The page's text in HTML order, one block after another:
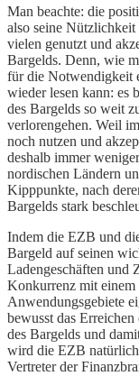
Man beachte: die
also seine
vielen genutzt und
Bargelds. Denn, wie
für die Notwendigkeit
wieder lesen kann: es
des Bargelds so weit
verlorengehen. Weil
noch nutzen und
deshalb immer
nordischen Ländern
Kipppunkte, nach
Bargelds stark
Indem die EZB und
Bargeld auf seinen
Ladengeschäften und
Konkurrenz mit einem
Anwendungsgebiete
bewusst das
des Bargelds und
wird die EZB
Vertreter der